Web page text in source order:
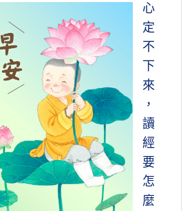
心
定
不
下
來
，
讀
經
要
怎
麼